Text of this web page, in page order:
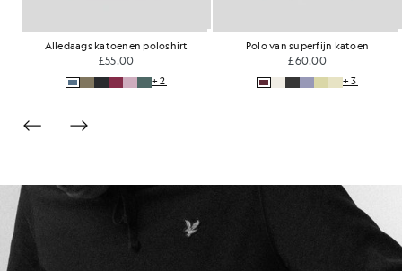
Alledaags katoenen poloshirt
£55.00
+2
Polo van superfijn katoen
£60.00
+3